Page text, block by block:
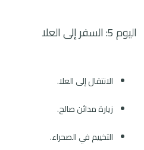
اليوم 5: السفر إلى العلا
الانتقال إلى العلا.
زيارة مدائن صالح.
التخييم في الصحراء.